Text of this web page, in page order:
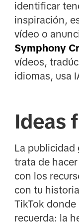
identificar
inspiración,
vídeo o
Symphony
vídeos,
idiomas, usa
Ideas
La publicidad
trata de
con los
con tu
TikTok
recuerda: la